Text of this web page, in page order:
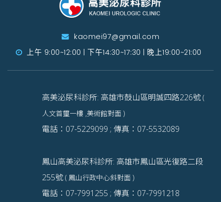
kaomei97@gmail.com
上午 9:00~12:00 | 下午14:30~17:30 | 晚上19:00~21:00
高美泌尿科診所: 高雄市鼓山區明誠四路226號 (
人文首璽一樓 ,美術館對面 )
電話：07-5229099 ; 傳真：07-5532089
鳳山高美泌尿科診所: 高雄市鳳山區光復路二段
255號 ( 鳳山行政中心斜對面 )
電話：07-7991255 ; 傳真：07-7991218